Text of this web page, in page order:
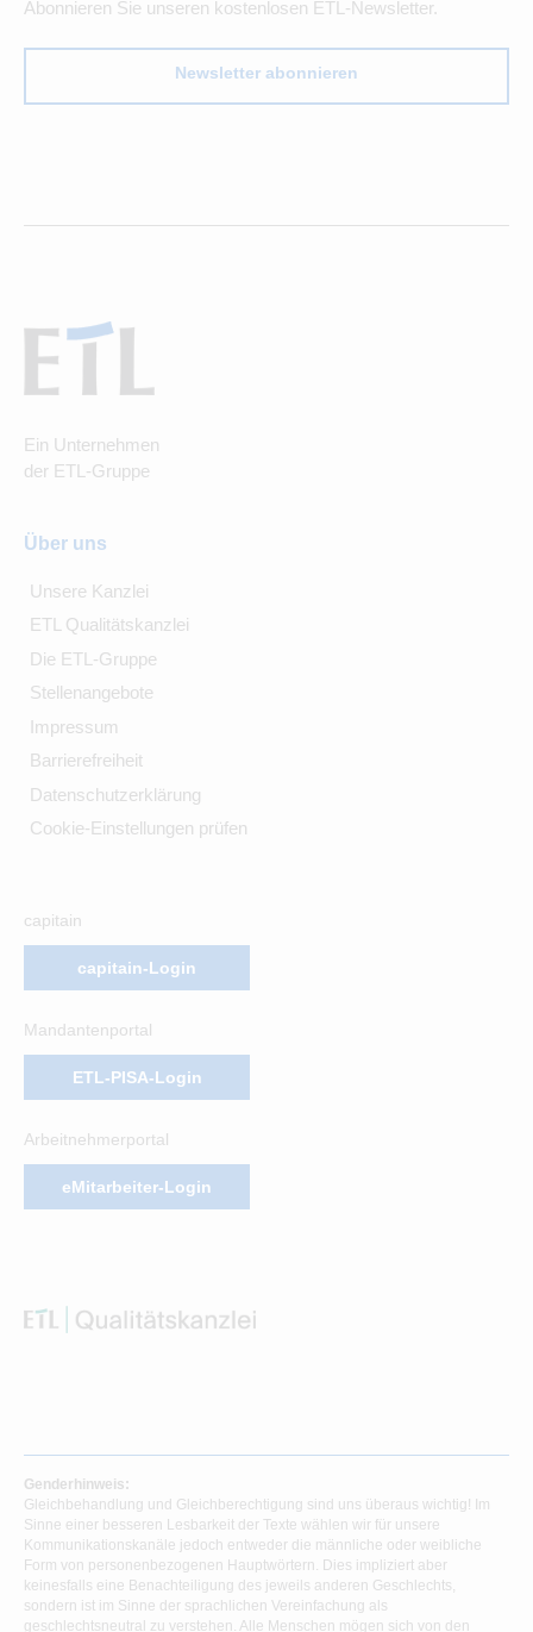
Abonnieren Sie unseren kostenlosen ETL-Newsletter.
Newsletter abonnieren
Ein Unternehmen
der ETL-Gruppe
Über uns
Unsere Kanzlei
ETL Qualitätskanzlei
Die ETL-Gruppe
Stellenangebote
Impressum
Barrierefreiheit
Datenschutzerklärung
Cookie-Einstellungen prüfen
capitain
capitain-Login
Mandantenportal
ETL-PISA-Login
Arbeitnehmerportal
eMitarbeiter-Login
Genderhinweis:
Gleichbehandlung und Gleichberechtigung sind uns überaus wichtig! Im
Sinne einer besseren Lesbarkeit der Texte wählen wir für unsere
Kommunikationskanäle jedoch entweder die männliche oder weibliche
Form von personenbezogenen Hauptwörtern. Dies impliziert aber
keinesfalls eine Benachteiligung des jeweils anderen Geschlechts,
sondern ist im Sinne der sprachlichen Vereinfachung als
geschlechtsneutral zu verstehen. Alle Menschen mögen sich von den